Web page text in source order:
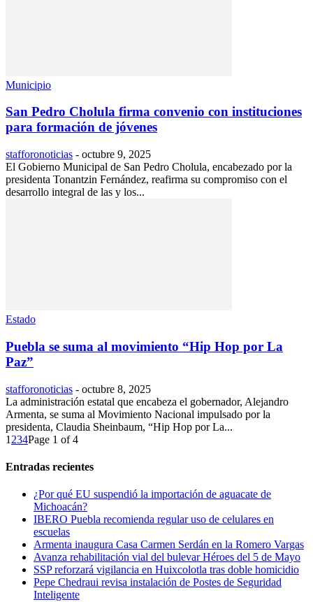
Municipio
San Pedro Cholula firma convenio con instituciones
para formación de jóvenes
stafforonoticias - octubre 9, 2025
El Gobierno Municipal de San Pedro Cholula, encabezado por la
presidenta Tonantzin Fernández, reafirma su compromiso con el
desarrollo integral de las y los...
Estado
Puebla se suma al movimiento “Hip Hop por La
Paz”
stafforonoticias - octubre 8, 2025
La administración estatal que encabeza el gobernador, Alejandro
Armenta, se suma al Movimiento Nacional impulsado por la
presidenta, Claudia Sheinbaum, “Hip Hop por La...
1 234Page 1 of 4
Entradas recientes
¿Por qué EU suspendió la importación de aguacate de
Michoacán?
IBERO Puebla recomienda regular uso de celulares en
escuelas
Armenta inaugura Casa Carmen Serdán en la Romero Vargas
Avanza rehabilitación vial del bulevar Héroes del 5 de Mayo
SSP reforzará vigilancia en Huixcolotla tras doble homicidio
Pepe Chedraui revisa instalación de Postes de Seguridad
Inteligente